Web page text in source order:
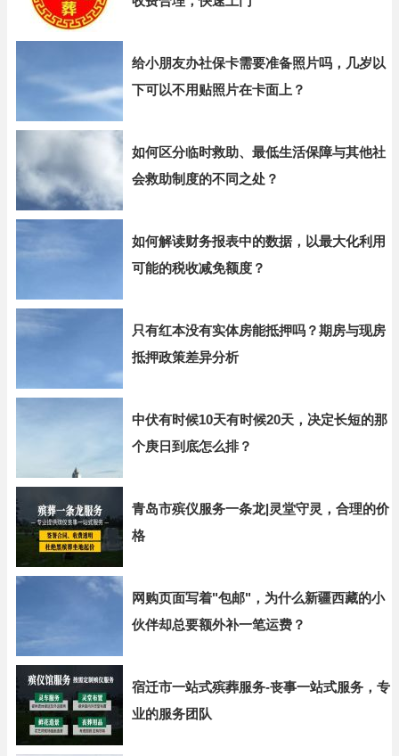
给小朋友办社保卡需要准备照片吗，几岁以
下可以不用贴照片在卡面上？
如何区分临时救助、最低生活保障与其他社
会救助制度的不同之处？
如何解读财务报表中的数据，以最大化利用
可能的税收减免额度？
只有红本没有实体房能抵押吗？期房与现房
抵押政策差异分析
中伏有时候10天有时候20天，决定长短的那
个庚日到底怎么排？
青岛市殡仪服务一条龙|灵堂守灵，合理的价
格
网购页面写着"包邮"，为什么新疆西藏的小
伙伴却总要额外补一笔运费？
宿迁市一站式殡葬服务-丧事一站式服务，专
业的服务团队